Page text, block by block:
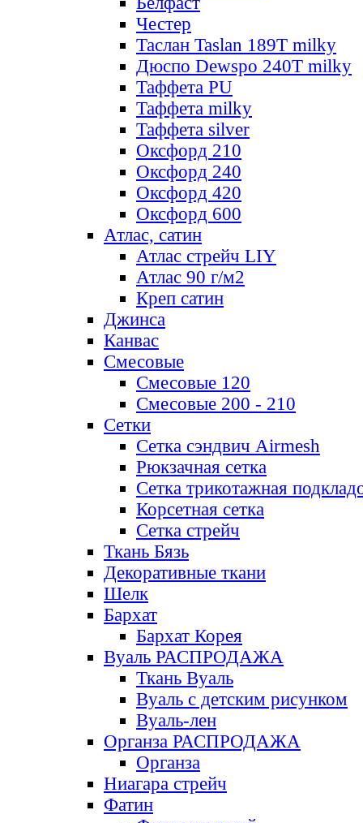
Честер
Таслан Taslan 189T milky
Дюспо Dewspo 240T milky
Таффета PU
Таффета milky
Таффета silver
Оксфорд 210
Оксфорд 240
Оксфорд 420
Оксфорд 600
Атлас, сатин
Атлас стрейч LIY
Атлас 90 г/м2
Креп сатин
Джинса
Канвас
Смесовые
Смесовые 120
Смесовые 200 - 210
Сетки
Сетка сэндвич Airmesh
Рюкзачная сетка
Сетка трикотажная
Корсетная сетка
Сетка стрейч
Ткань Бязь
Декоративные ткани
Шелк
Бархат
Бархат Корея
Вуаль РАСПРОДАЖА
Ткань Вуаль
Вуаль с детским рисунком
Вуаль-лен
Органза РАСПРОДАЖА
Органза
Ниагара стрейч
Фатин